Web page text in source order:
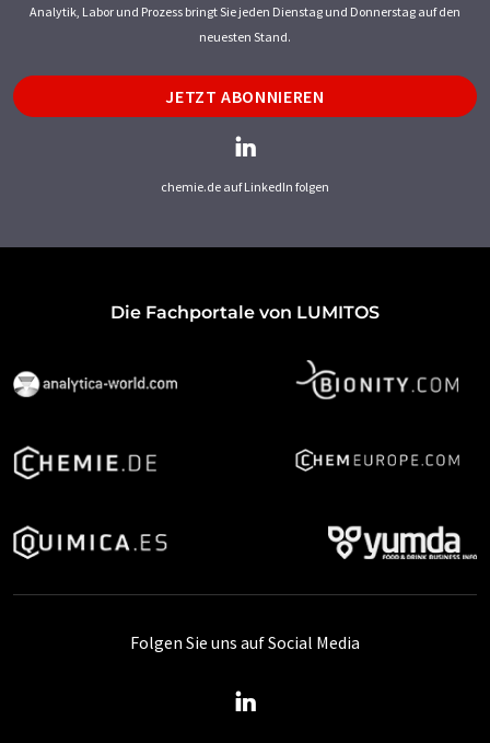
Analytik, Labor und Prozess bringt Sie jeden Dienstag und Donnerstag auf den
neuesten Stand.
JETZT ABONNIEREN
chemie.de auf LinkedIn folgen
Die Fachportale von LUMITOS
Folgen Sie uns auf Social Media